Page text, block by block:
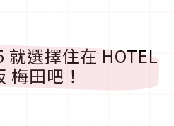
就選擇住在 HOTEL
梅田吧！